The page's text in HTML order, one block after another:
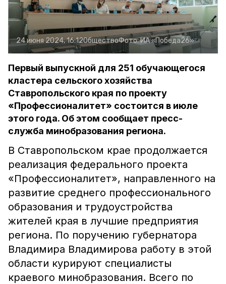
24 июня 2024, 16:12ОбществоФото:ИА «Победа26»
Первый выпускной для 251 обучающегося
кластера сельского хозяйства
Ставропольского края по проекту
«Профессионалитет» состоится в июле
этого года. Об этом сообщает пресс-
служба минобразования региона.
В Ставропольском крае продолжается
реализация федерального проекта
«Профессионалитет», направленного на
развитие среднего профессионального
образования и трудоустройства
жителей края в лучшие предприятия
региона. По поручению губернатора
Владимира Владимирова работу в этой
области курируют специалисты
краевого минобразования. Всего по